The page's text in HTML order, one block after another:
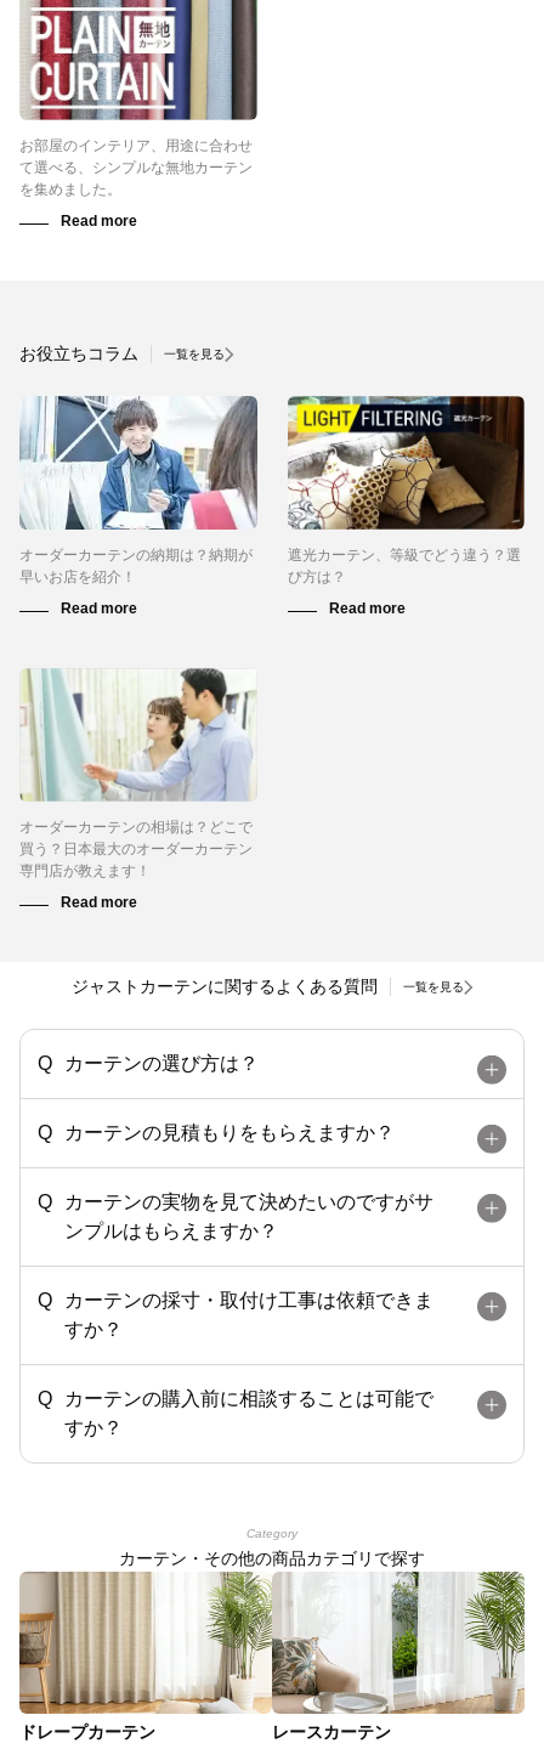
お部屋のインテリア、用途に合わせ
て選べる、シンプルな無地カーテン
を集めました。
お役立ちコラム 一覧を見る
オーダーカーテンの納期は？納期が
早いお店を紹介！
遮光カーテン、等級でどう違う？選
び方は？
オーダーカーテンの相場は？どこで
買う？日本最大のオーダーカーテン
専門店が教えます！
ジャストカーテンに関するよくある質問 一覧を見る
カーテンの選び方は？
カーテンの見積もりをもらえますか？
カーテンの実物を見て決めたいのですがサ
ンプルはもらえますか？
カーテンの採寸・取付け工事は依頼できま
すか？
カーテンの購入前に相談することは可能で
すか？
Category
カーテン・その他の商品カテゴリで探す
ドレープカーテン レースカーテン